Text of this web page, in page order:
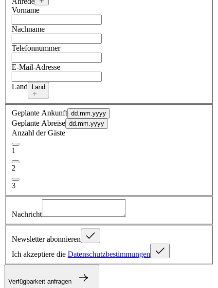
Vorname
Nachname
Telefonnummer
E-Mail-Adresse
Land Land
Geplante Ankunft dd.mm.yyyy
Geplante Abreise dd.mm.yyyy
Anzahl der Gäste
1
2
3
Nachricht
Newsletter abonnieren
Ich akzeptiere die Datenschutzbestimmungen
Verfügbarkeit anfragen